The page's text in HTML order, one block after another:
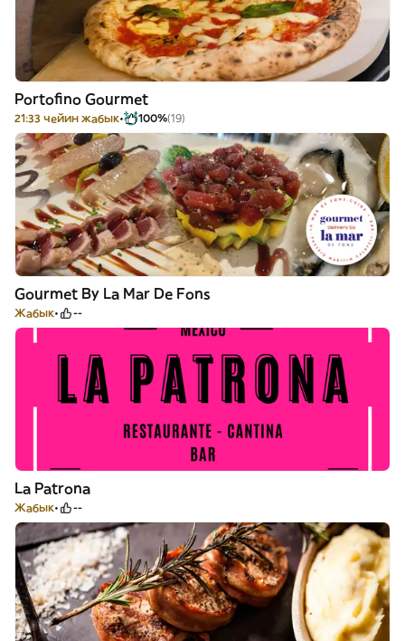
Portofino Gourmet
21:33 чейин жабык 100%(19)
Gourmet By La Mar De Fons
Жабык --
La Patrona
Жабык --